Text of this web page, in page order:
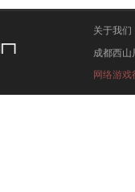
关于我们
成都西山
网络游